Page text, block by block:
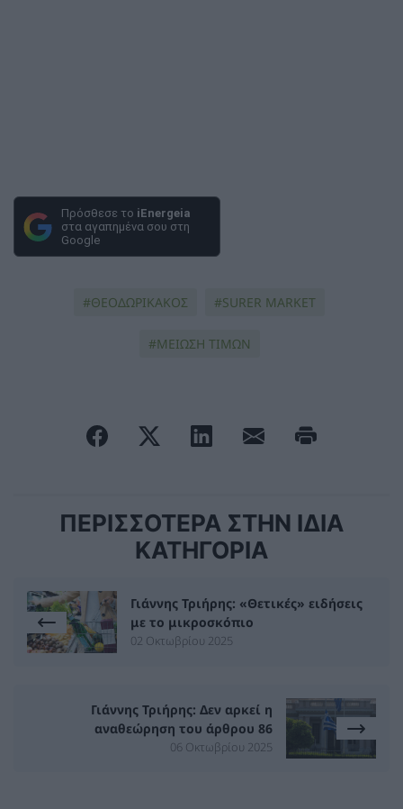
Πρόσθεσε το iEnergeia
στα αγαπημένα σου στη
Google
ΘΕΟΔΩΡΙΚΑΚΟΣ SURER MARKET
ΜΕΙΩΣΗ ΤΙΜΩΝ
ΠΕΡΙΣΣΟΤΕΡΑ ΣΤΗΝ ΙΔΙΑ
ΚΑΤΗΓΟΡΙΑ
Γιάννης Τριήρης: «Θετικές» ειδήσεις
με το μικροσκόπιο
02 Οκτωβρίου 2025
Γιάννης Τριήρης: Δεν αρκεί η
αναθεώρηση του άρθρου 86
06 Οκτωβρίου 2025